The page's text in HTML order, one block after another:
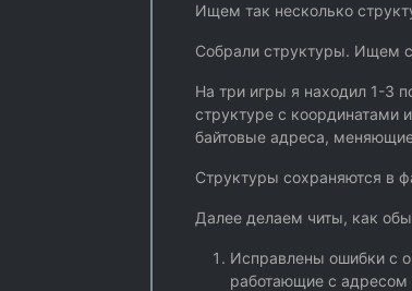
Ищем так несколько
Собрали структуры. Ищем
На три игры я находил 1-3
структуре с координатами
байтовые адреса,
Структуры сохраняются в
Далее делаем читы, как
Исправлены ошибки с
работающие с адресом